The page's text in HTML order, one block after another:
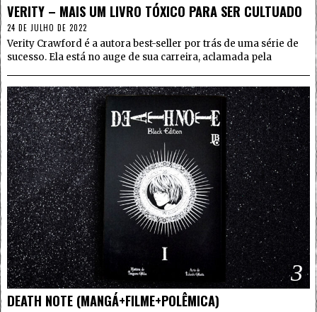
VERITY – MAIS UM LIVRO TÓXICO PARA SER CULTUADO
24 DE JULHO DE 2022
Verity Crawford é a autora best-seller por trás de uma série de
sucesso. Ela está no auge de sua carreira, aclamada pela
3
DEATH NOTE (MANGÁ+FILME+POLÊMICA)